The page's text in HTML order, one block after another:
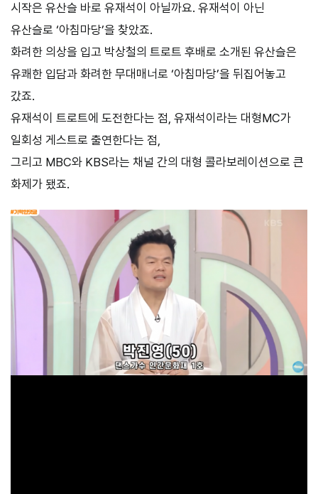
시작은 유산슬 바로 유재석이 아닐까요. 유재석이 아닌
유산슬로 ‘아침마당’을 찾았죠.
화려한 의상을 입고 박상철의 트로트 후배로 소개된 유산슬은
유쾌한 입담과 화려한 무대매너로 ‘아침마당’을 뒤집어놓고
갔죠.
유재석이 트로트에 도전한다는 점, 유재석이라는 대형MC가
일회성 게스트로 출연한다는 점,
그리고 MBC와 KBS라는 채널 간의 대형 콜라보레이션으로 큰
화제가 됐죠.